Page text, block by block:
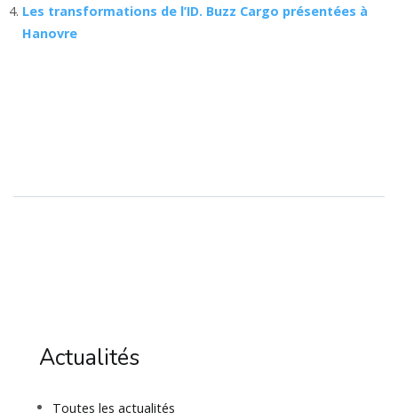
Les transformations de l’ID. Buzz Cargo présentées à
Hanovre
Actualités
Toutes les actualités